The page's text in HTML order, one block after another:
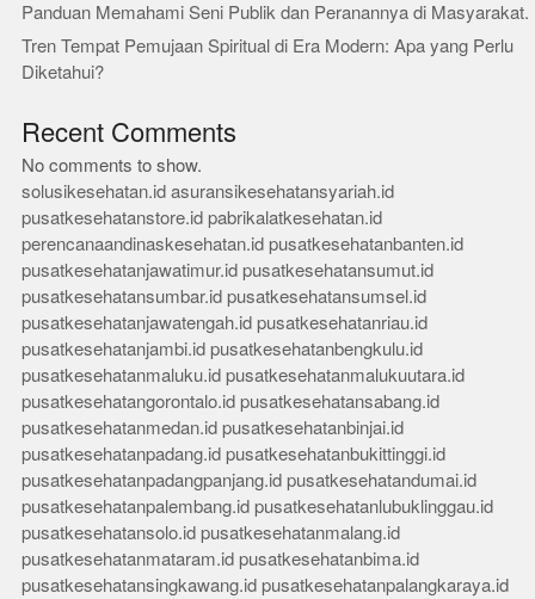
Panduan Memahami Seni Publik dan Peranannya di Masyarakat.
Tren Tempat Pemujaan Spiritual di Era Modern: Apa yang Perlu
Diketahui?
Recent Comments
No comments to show.
solusikesehatan.id asuransikesehatansyariah.id
pusatkesehatanstore.id pabrikalatkesehatan.id
perencanaandinaskesehatan.id pusatkesehatanbanten.id
pusatkesehatanjawatimur.id pusatkesehatansumut.id
pusatkesehatansumbar.id pusatkesehatansumsel.id
pusatkesehatanjawatengah.id pusatkesehatanriau.id
pusatkesehatanjambi.id pusatkesehatanbengkulu.id
pusatkesehatanmaluku.id pusatkesehatanmalukuutara.id
pusatkesehatangorontalo.id pusatkesehatansabang.id
pusatkesehatanmedan.id pusatkesehatanbinjai.id
pusatkesehatanpadang.id pusatkesehatanbukittinggi.id
pusatkesehatanpadangpanjang.id pusatkesehatandumai.id
pusatkesehatanpalembang.id pusatkesehatanlubuklinggau.id
pusatkesehatansolo.id pusatkesehatanmalang.id
pusatkesehatanmataram.id pusatkesehatanbima.id
pusatkesehatansingkawang.id pusatkesehatanpalangkaraya.id